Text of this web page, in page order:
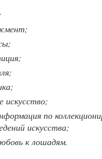
искусство;
по
искусства;
к лошадям.